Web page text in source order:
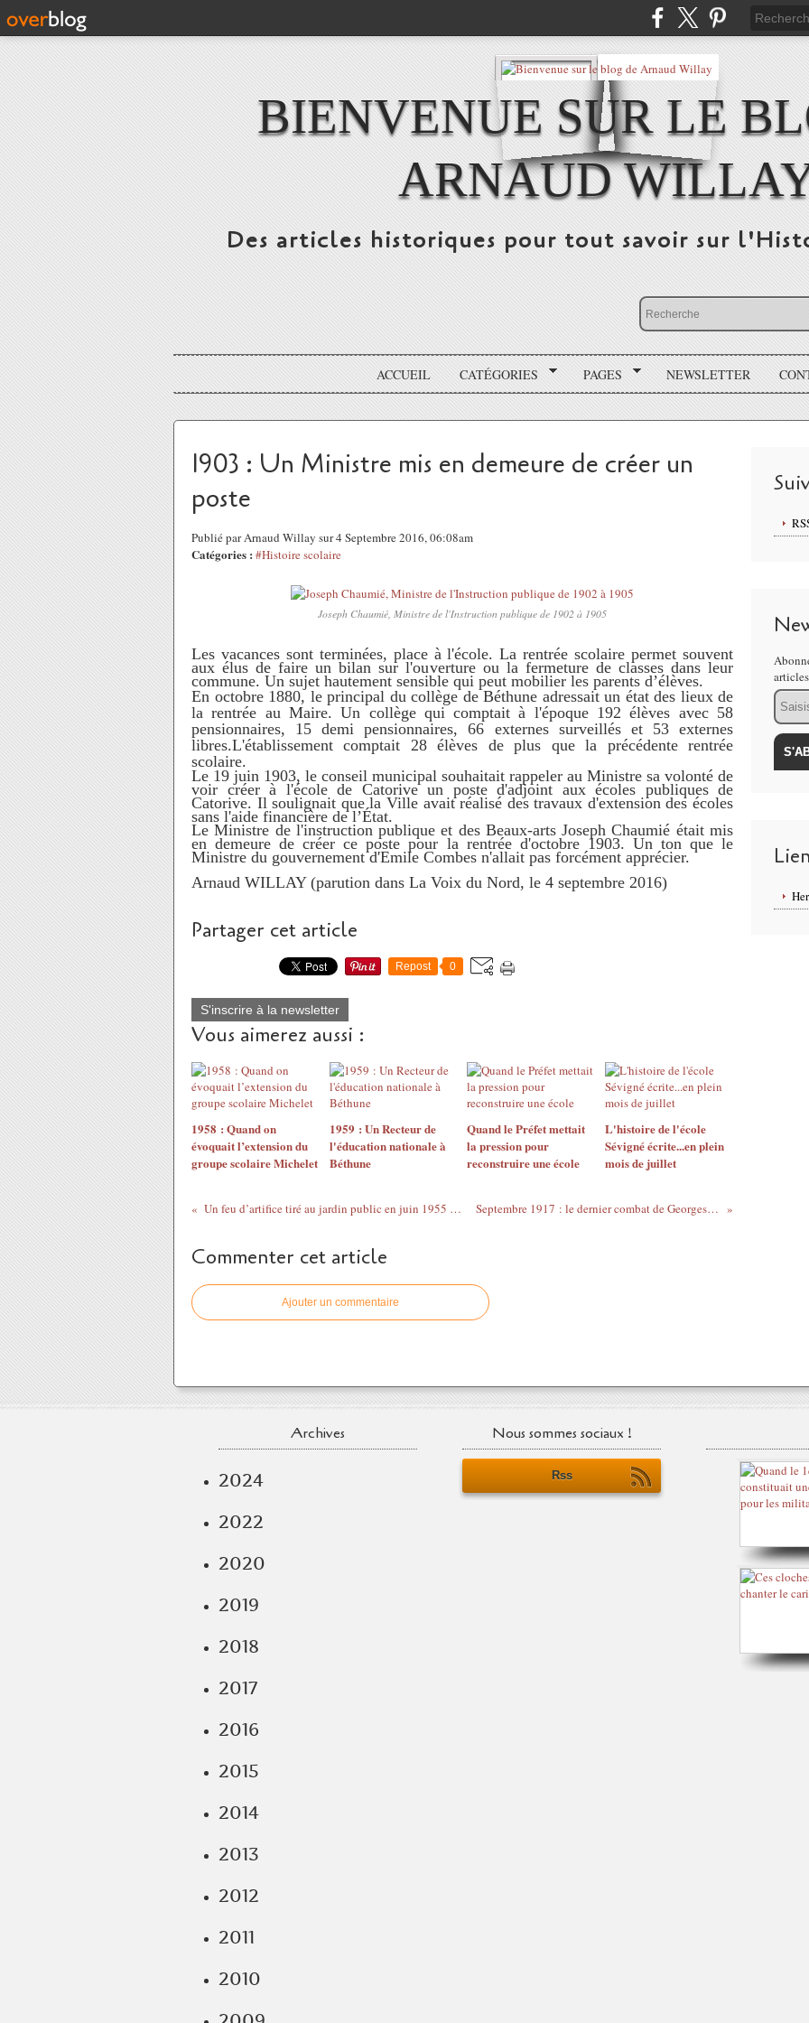
BIENVENUE SUR LE
ARNAUD
Des articles historiques pour tout savoir sur
ACCUEIL CATÉGORIES PAGES NEWSLETTER
1903 : Un Ministre mis en demeure de créer un
poste
Publié par Arnaud Willay sur 4 Septembre 2016, 06:08am
Catégories : #Histoire scolaire
Joseph Chaumié, Ministre de l'Instruction publique de 1902 à 1905
Les vacances sont terminées, place à l'école. La rentrée scolaire permet souvent
aux élus de faire un bilan sur l'ouverture ou la fermeture de classes dans leur
commune. Un sujet hautement sensible qui peut mobilier les parents d’élèves.
En octobre 1880, le principal du collège de Béthune adressait un état des lieux de
la rentrée au Maire. Un collège qui comptait à l'époque 192 élèves avec 58
pensionnaires, 15 demi pensionnaires, 66 externes surveillés et 53 externes
libres.L'établissement comptait 28 élèves de plus que la précédente rentrée
scolaire.
Le 19 juin 1903, le conseil municipal souhaitait rappeler au Ministre sa volonté de
voir créer à l'école de Catorive un poste d'adjoint aux écoles publiques de
Catorive. Il soulignait que la Ville avait réalisé des travaux d'extension des écoles
sans l'aide financière de l’État.
Le Ministre de l'instruction publique et des Beaux-arts Joseph Chaumié était mis
en demeure de créer ce poste pour la rentrée d'octobre 1903. Un ton que le
Ministre du gouvernement d'Emile Combes n'allait pas forcément apprécier.
Arnaud WILLAY (parution dans La Voix du Nord, le 4 septembre 2016)
Partager cet article
Repost 0
S'inscrire à la newsletter
Vous aimerez aussi :
1958 : Quand on
évoquait l’extension du
groupe scolaire Michelet
1959 : Un Recteur de
l'éducation nationale à
Béthune
Quand le Préfet mettait
la pression pour
reconstruire une école
L'histoire de l'école
Sévigné écrite...en plein
mois de juillet
Un feu d’artifice tiré au jardin public en juin 1955 (article 7/7) Septembre 1917 : le dernier combat de Georges Guynemer
Commenter cet article
Ajouter un commentaire
Email
Archives
2024
2022
2020
2019
2018
2017
2016
2015
2014
2013
2012
2011
2010
Nous sommes sociaux !
Rss